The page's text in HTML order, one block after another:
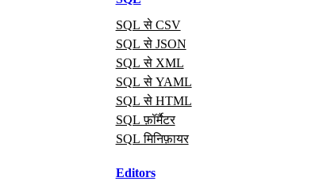
SQL से CSV
SQL से JSON
SQL से XML
SQL से YAML
SQL से HTML
SQL फ़ॉर्मैटर
SQL मिनिफ़ायर
Editors